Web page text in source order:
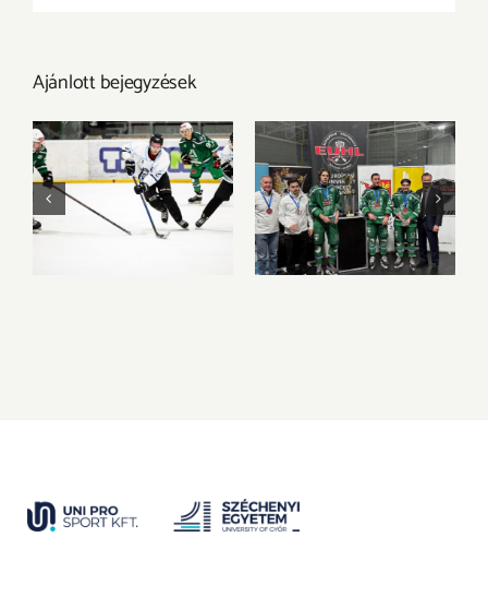
Ajánlott bejegyzések
A BGE vitte el az
aranyérmet Győrből
a 2026-os 3×3
Jégkorong MEFOB-
Bronzéremmel és
egyéni elismerések
sorával zárta az
EUHL-szezont az
UNI GYŐR ETO HC